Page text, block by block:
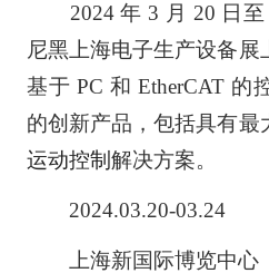
2024 年 3 月 20 日至
尼黑上海电子生产设备展
基于 PC 和 EtherCAT 的
的创新产品，包括具有最
运动控制 解决方案。
2024.03.20-03.24
上海新国际博览中心